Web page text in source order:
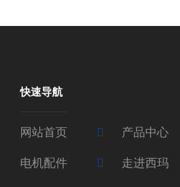
快速导航
网站首页 产品中心
电机配件 走进西玛